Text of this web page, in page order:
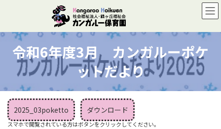
ン
プ
ー
動
令和6年度3月 カンガルーポケ
ットだより
2025_03poketto ダウンロード